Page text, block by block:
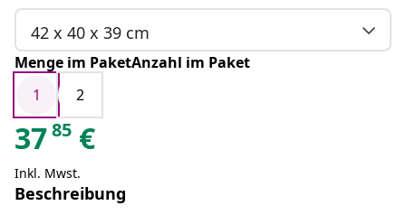
42 x 40 x 39 cm
Menge im PaketAnzahl im Paket
1
2
3785 €
Inkl. Mwst.
Beschreibung